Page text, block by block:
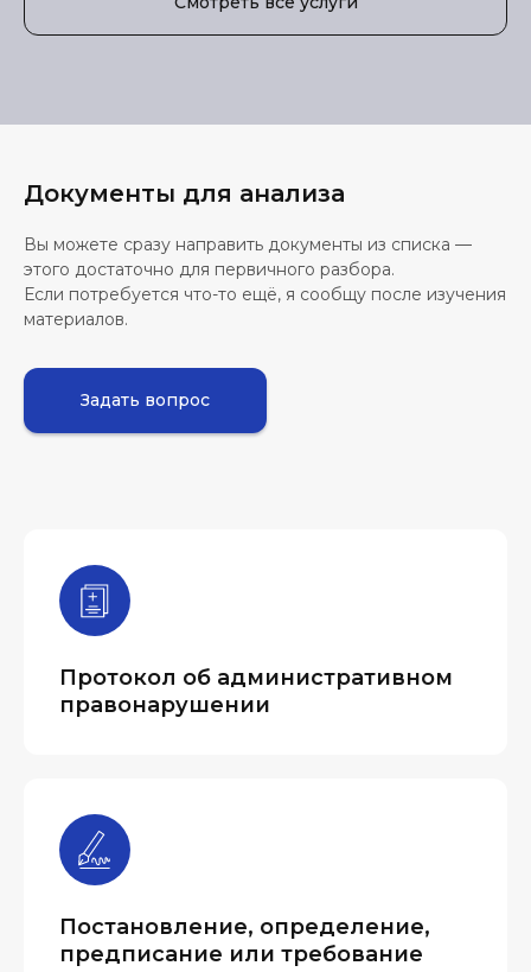
Документы для анализа
Вы можете сразу направить документы из списка —
этого достаточно для первичного разбора.
Если потребуется что-то ещё, я сообщу после изучения
материалов.
Задать вопрос
Протокол об административном
правонарушении
Постановление, определение,
предписание или требование